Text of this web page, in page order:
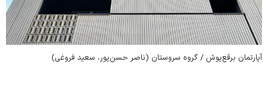
آپارتمان برقع‌پوش / گروه سروستان (ناصر حسن‌پور، سعید فروغی)